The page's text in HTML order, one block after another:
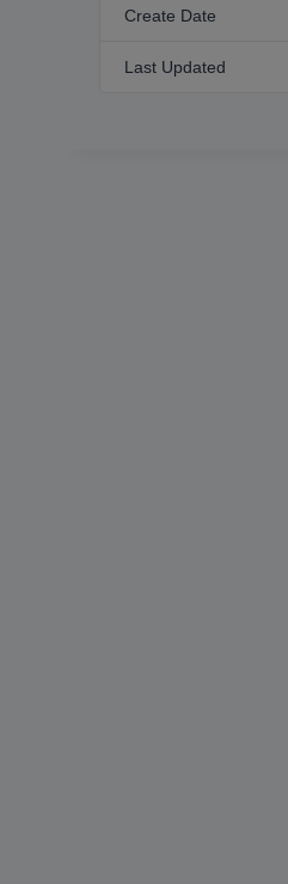
Create Date
Last Updated